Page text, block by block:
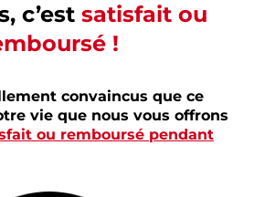
c’est satisfait ou
!
convaincus que ce
vie que nous vous offrons
ou remboursé pendant